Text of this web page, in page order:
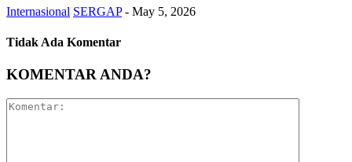
Internasional SERGAP - May 5, 2026
Tidak Ada Komentar
KOMENTAR ANDA?